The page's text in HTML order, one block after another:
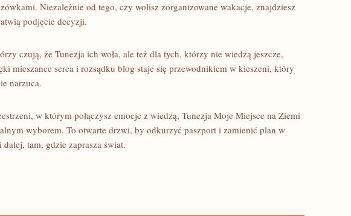
Niezależnie od tego, czy wolisz zorganizowane wakacje, znajdziesz
podjęcie decyzji.
czują, że Tunezja ich woła, ale też dla tych, którzy nie wiedzą jeszcze,
mieszance serca i rozsądku blog staje się przewodnikiem w kieszeni, który
narzuca.
w którym połączysz emocje z wiedzą, Tunezja Moje Miejsce na Ziemi
wyborem. To otwarte drzwi, by odkurzyć paszport i zamienić plan w
tam, gdzie zaprasza świat.